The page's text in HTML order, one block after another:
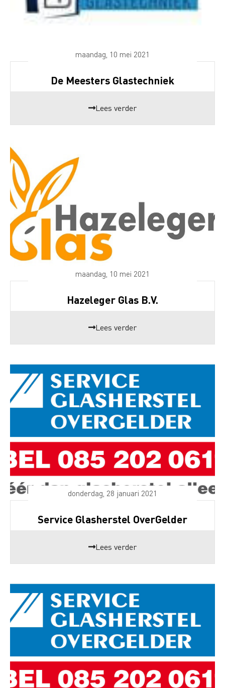
maandag, 10 mei 2021
De Meesters Glastechniek
Lees verder
maandag, 10 mei 2021
Hazeleger Glas B.V.
Lees verder
donderdag, 28 januari 2021
Service Glasherstel OverGelder
Lees verder